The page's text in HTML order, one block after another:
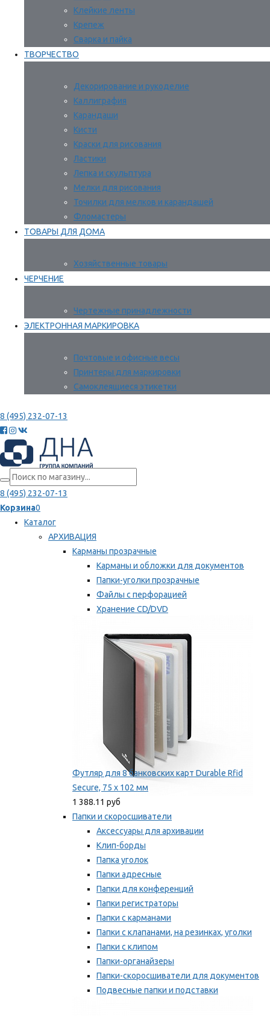
Клейкие ленты
Крепеж
Сварка и пайка
ТВОРЧЕСТВО
Декорирование и рукоделие
Каллиграфия
Карандаши
Кисти
Краски для рисования
Ластики
Лепка и скульптура
Мелки для рисования
Точилки для мелков и карандашей
Фломастеры
ТОВАРЫ ДЛЯ ДОМА
Хозяйственные товары
ЧЕРЧЕНИЕ
Чертежные принадлежности
ЭЛЕКТРОННАЯ МАРКИРОВКА
Почтовые и офисные весы
Принтеры для маркировки
Самоклеящиеся этикетки
8 (495) 232-07-13
8 (495) 232-07-13
Корзина0
Каталог
АРХИВАЦИЯ
Карманы прозрачные
Карманы и обложки для документов
Папки-уголки прозрачные
Файлы с перфорацией
Хранение CD/DVD
Мы рекомендуем
Футляр для 8 банковских карт Durable Rfid
Secure, 75 х 102 мм
1 388.11 руб
Папки и скоросшиватели
Аксессуары для архивации
Клип-борды
Папка уголок
Папки адресные
Папки для конференций
Папки регистраторы
Папки с карманами
Папки с клапанами, на резинках, уголки
Папки с клипом
Папки-органайзеры
Папки-скоросшиватели для документов
Подвесные папки и подставки